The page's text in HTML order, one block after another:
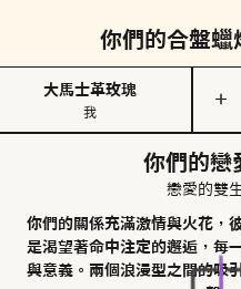
你們的合盤蠟
大馬士革玫瑰
我
＋
你們的戀
戀愛的雙
你們的關係充滿激情與火花，
是渴望著命中注定的邂逅，每
與意義。兩個浪漫型之間的吸